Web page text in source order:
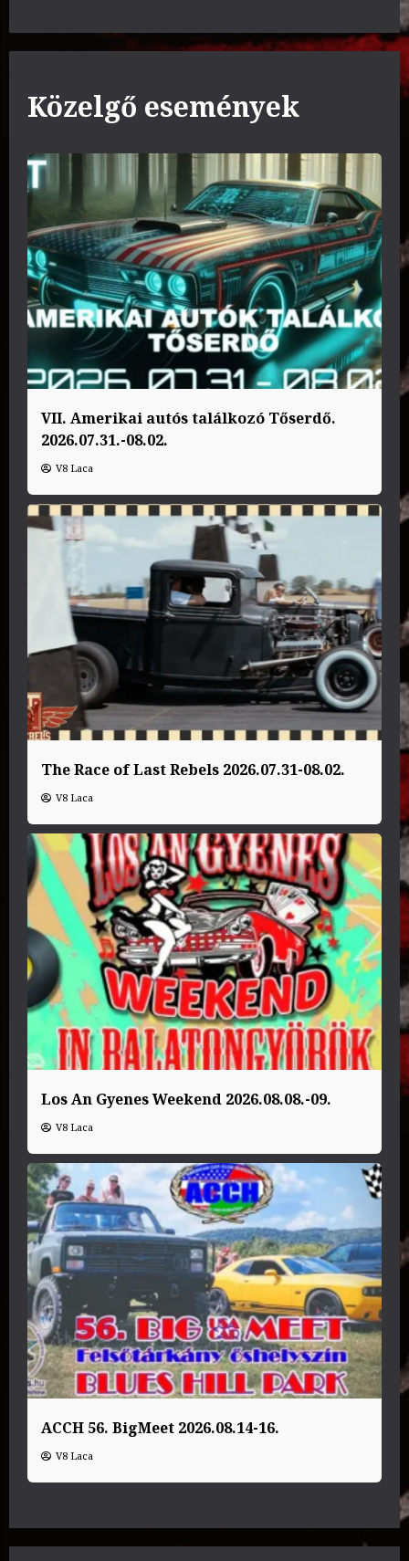
Közelgő események
VII. Amerikai autós találkozó Tőserdő.
2026.07.31.-08.02.
V8 Laca
The Race of Last Rebels 2026.07.31-08.02.
V8 Laca
Los An Gyenes Weekend 2026.08.08.-09.
V8 Laca
ACCH 56. BigMeet 2026.08.14-16.
V8 Laca